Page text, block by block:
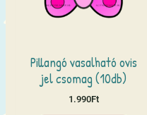
Pillangó vasalható ovis
jel csomag (10db)
1.990Ft